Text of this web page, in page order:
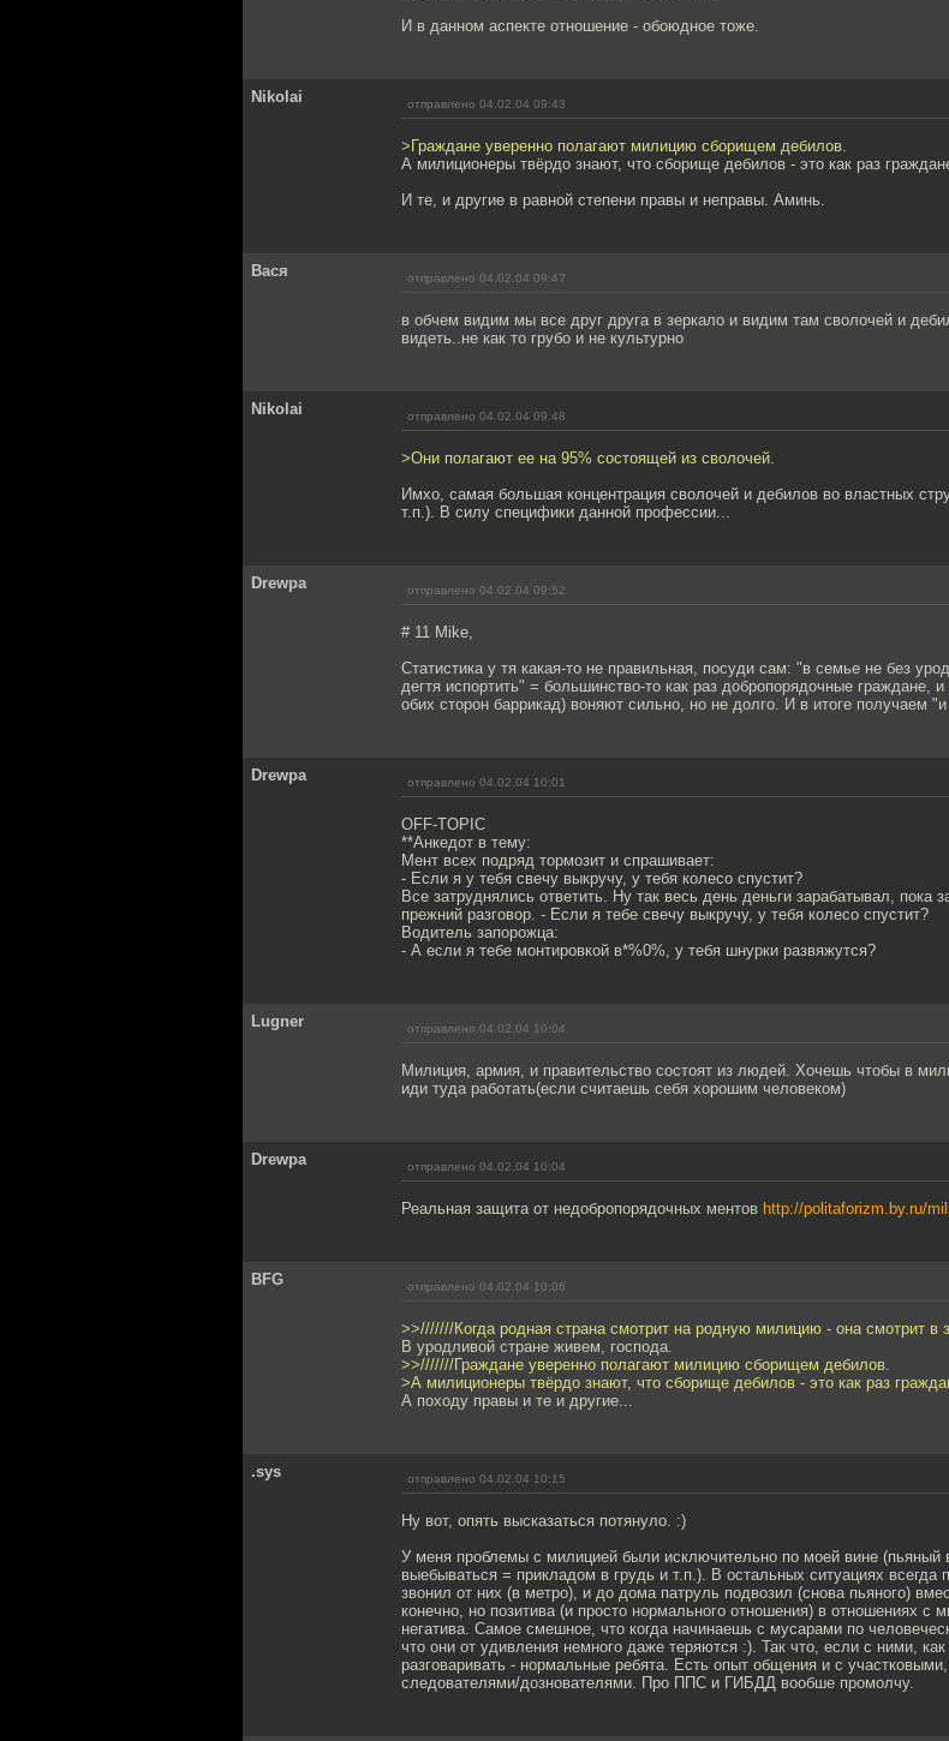
И в данном аспекте отношение - обоюдное тоже.
Nikolai отправлено 04.02.04 09:43
>Граждане уверенно полагают милицию сборищем дебилов.
А милиционеры твёрдо знают, что сборище дебилов - это как раз
И те, и другие в равной степени правы и неправы. Аминь.
Вася отправлено 04.02.04 09:47
в обчем видим мы все друг друга в зеркало и видим там сволочей и
видеть..не как то грубо и не культурно
Nikolai отправлено 04.02.04 09:48
>Они полагают ее на 95% состоящей из сволочей.
Имхо, самая большая концентрация сволочей и дебилов во властных
т.п.). В силу специфики данной профессии...
Drewpa отправлено 04.02.04 09:52
# 11 Mike,
Статистика у тя какая-то не правильная, посуди сам: "в семье не без
дегтя испортить" = большинство-то как раз добропорядочные граждане,
обих сторон баррикад) воняют сильно, но не долго. И в итоге получаем
Drewpa отправлено 04.02.04 10:01
OFF-TOPIC
**Анкедот в тему:
Мент всех подряд тормозит и спрашивает:
- Если я у тебя свечу выкручу, у тебя колесо спустит?
Все затруднялись ответить. Ну так весь день деньги зарабатывал, пока
прежний разговор. - Если я тебе свечу выкручу, у тебя колесо спустит?
Водитель запорожца:
- А если я тебе монтировкой в*%0%, у тебя шнурки развяжутся?
Lugner отправлено 04.02.04 10:04
Милиция, армия, и правительство состоят из людей. Хочешь чтобы в
иди туда работать(если считаешь себя хорошим человеком)
Drewpa отправлено 04.02.04 10:04
Реальная защита от недобропорядочных ментов http://politaforizm.by.ru/
BFG отправлено 04.02.04 10:06
>>///////Когда родная страна смотрит на родную милицию - она смотрит в
В уродливой стране живем, господа.
>>///////Граждане уверенно полагают милицию сборищем дебилов.
>А милиционеры твёрдо знают, что сборище дебилов - это как раз
А походу правы и те и другие...
.sys отправлено 04.02.04 10:15
Ну вот, опять высказаться потянуло. :)
У меня проблемы с милицией были исключительно по моей вине (пьяный
выебываться = прикладом в грудь и т.п.). В остальных ситуациях
звонил от них (в метро), и до дома патруль подвозил (снова пьяного)
конечно, но позитива (и просто нормального отношения) в отношениях с
негатива. Самое смешное, что когда начинаешь с мусарами по
что они от удивления немного даже теряются :). Так что, если с ними, как
разговаривать - нормальные ребята. Есть опыт общения и с
следователями/дознователями. Про ППС и ГИБДД вообше промолчу.